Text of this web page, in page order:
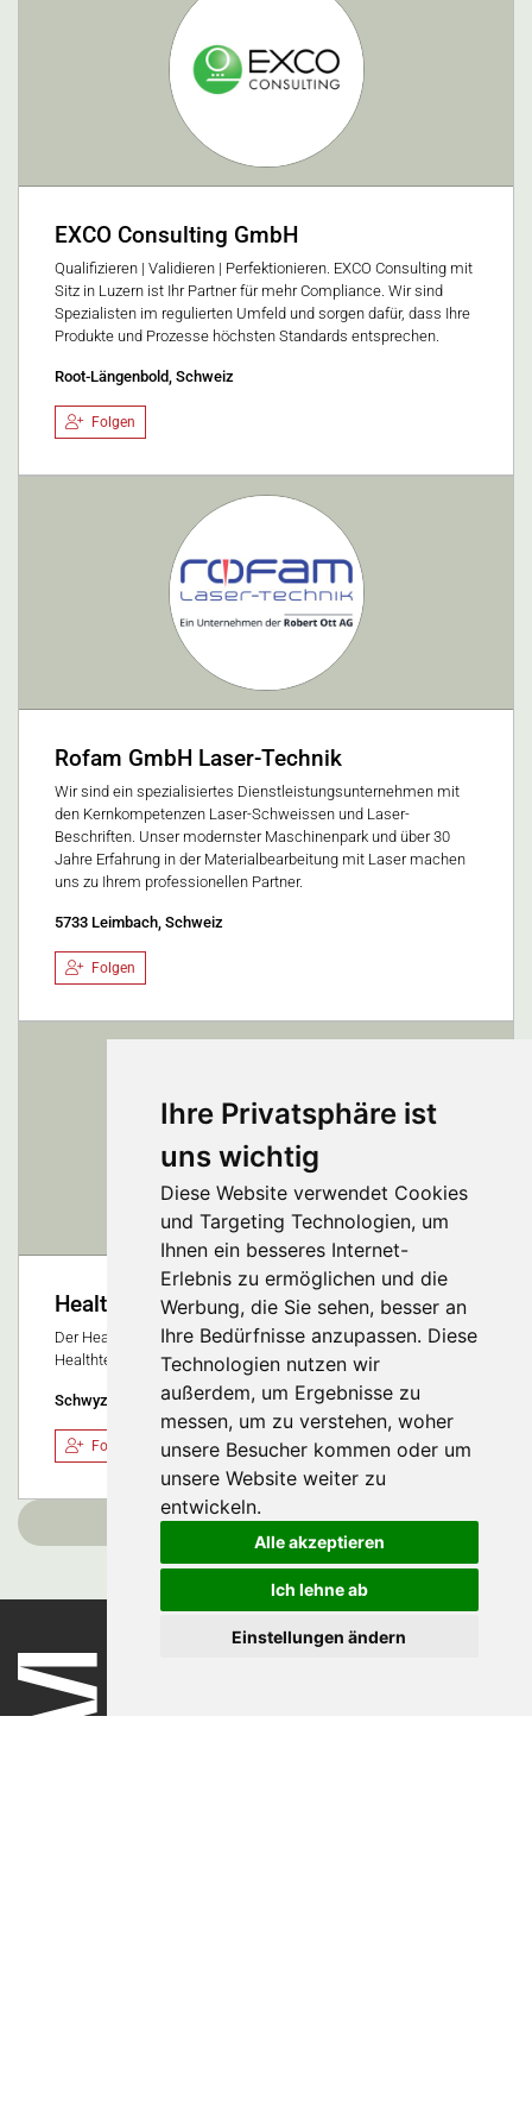
Ihre Privatsphäre ist
uns wichtig
Diese Website verwendet Cookies
und Targeting Technologien, um
Ihnen ein besseres Internet-
Erlebnis zu ermöglichen und die
Werbung, die Sie sehen, besser an
Ihre Bedürfnisse anzupassen. Diese
Technologien nutzen wir
außerdem, um Ergebnisse zu
messen, um zu verstehen, woher
unsere Besucher kommen oder um
unsere Website weiter zu
entwickeln.
Alle akzeptieren
Ich lehne ab
Einstellungen ändern
EXCO Consulting GmbH
Qualifizieren | Validieren | Perfektionieren. EXCO Consulting mit
Sitz in Luzern ist Ihr Partner für mehr Compliance. Wir sind
Spezialisten im regulierten Umfeld und sorgen dafür, dass Ihre
Produkte und Prozesse höchsten Standards entsprechen.
Root-Längenbold, Schweiz
Folgen
Rofam GmbH Laser-Technik
Wir sind ein spezialisiertes Dienstleistungsunternehmen mit
den Kernkompetenzen Laser-Schweissen und Laser-
Beschriften. Unser modernster Maschinenpark und über 30
Jahre Erfahrung in der Materialbearbeitung mit Laser machen
uns zu Ihrem professionellen Partner.
5733 Leimbach, Schweiz
Folgen
Health Tech Cluster Switzerland
Der Health Tech Cluster Switzerland vernetzt die Schweizer
Healthtech-Community. Individuell, direkt und persönlich.
Schwyz, Schweiz
Folgen
Weitere laden